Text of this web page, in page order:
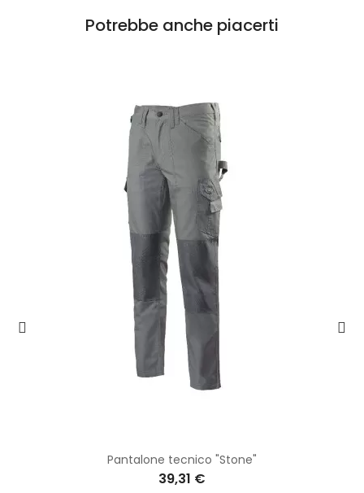
Potrebbe anche piacerti
Pantalone tecnico "Stone"
39,31 €